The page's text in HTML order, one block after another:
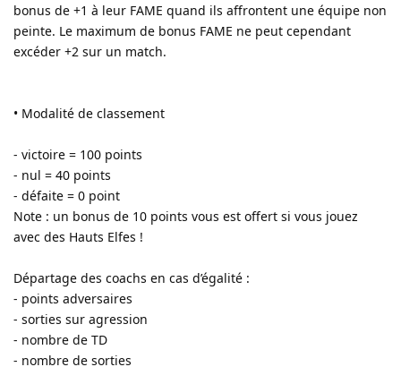
bonus de +1 à leur FAME quand ils affrontent une équipe non
peinte. Le maximum de bonus FAME ne peut cependant
excéder +2 sur un match.
• Modalité de classement
- victoire = 100 points
- nul = 40 points
- défaite = 0 point
Note : un bonus de 10 points vous est offert si vous jouez
avec des Hauts Elfes !
Départage des coachs en cas d’égalité :
- points adversaires
- sorties sur agression
- nombre de TD
- nombre de sorties